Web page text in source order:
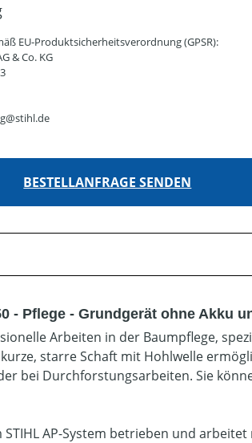
EU-Produktsicherheitsverordnung (GPSR):
& Co. KG
BESTELLANFRAGE SENDEN
- Pflege - Grundgerät ohne Akku
Arbeiten in der Baumpflege,
starre Schaft mit Hohlwelle
bei Durchforstungsarbeiten. Sie
AP-System betrieben und